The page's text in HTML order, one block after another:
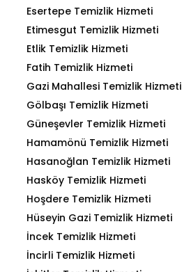
Esertepe Temizlik Hizmeti
Etimesgut Temizlik Hizmeti
Etlik Temizlik Hizmeti
Fatih Temizlik Hizmeti
Gazi Mahallesi Temizlik Hizmeti
Gölbaşı Temizlik Hizmeti
Güneşevler Temizlik Hizmeti
Hamamönü Temizlik Hizmeti
Hasanoğlan Temizlik Hizmeti
Hasköy Temizlik Hizmeti
Hoşdere Temizlik Hizmeti
Hüseyin Gazi Temizlik Hizmeti
İncek Temizlik Hizmeti
İncirli Temizlik Hizmeti